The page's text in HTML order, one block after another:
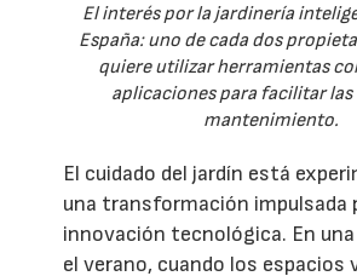
El interés por la jardinería
España: uno de cada dos
quiere utilizar herramientas
aplicaciones para facilitar las
mantenimiento.
El cuidado del jardín está
una transformación impulsada
innovación tecnológica. En
el verano, cuando los espacios